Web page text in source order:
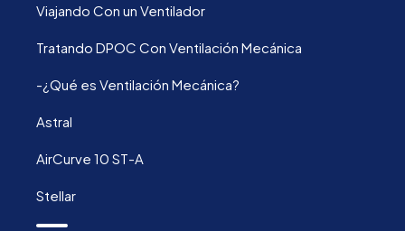
Viajando Con un Ventilador
Tratando DPOC Con Ventilación Mecánica
-¿Qué es Ventilación Mecánica?
Astral
AirCurve 10 ST-A
Stellar